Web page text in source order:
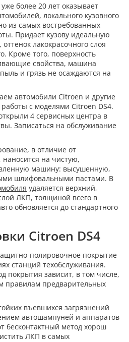
более 20 лет оказывает
локального кузовного
из самых востребованных
Придает кузову идеальную
лакокрасочного слоя
Кроме того, поверхность
свойства, машина
и грязь не осаждаются на
автомобили Citroen и другие
с моделями Citroen DS4.
4 сервисных центра в
Записаться на обслуживание
в отличие от
наносится на чистую,
машину: высушенную,
шлифовальными пастами. В
удаляется верхний,
ЛКП, толщиной всего в
обновляется до стандартного
Citroen DS4
полировочное покрытие
станций техобслуживания.
покрытия зависит, в том числе,
правилам предварительных
въевшихся загрязнений
автошампуней и аппаратов
бесконтактный метод хорош
ЛКП в самых